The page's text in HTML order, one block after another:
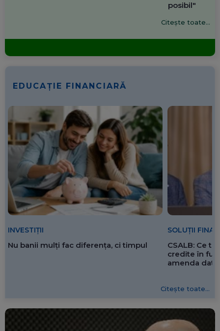
posibil"
Citește toate...
EDUCAȚIE FINANCIARĂ
INVESTIȚII
Nu banii mulți fac diferența, ci timpul
SOLUȚII
CSALB: Ce
credite în
amenda
Citește toate...